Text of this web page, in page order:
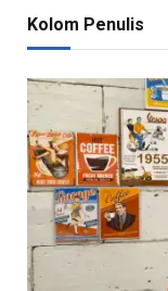
Kolom Penulis